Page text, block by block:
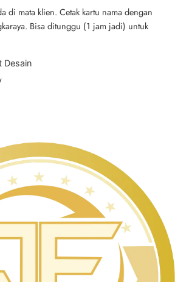
di mata klien. Cetak kartu nama dengan
Bisa ditunggu (1 jam jadi) untuk
Desain